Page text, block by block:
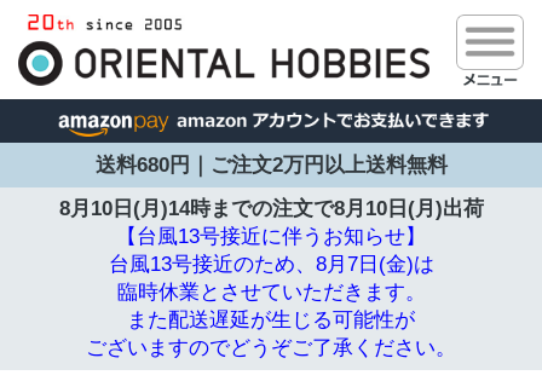
送料680円｜ご注文2万円以上送料無料
8月10日(月)14時までの注文で8月10日(月)出荷
【台風13号接近に伴うお知らせ】
台風13号接近のため、8月7日(金)は
臨時休業とさせていただきます。
また配送遅延が生じる可能性が
ございますのでどうぞご了承ください。